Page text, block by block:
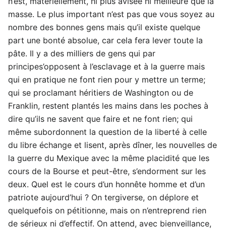
masse. Le plus important n’est pas que vous soyez au
nombre des bonnes gens mais qu’il existe quelque
part une bonté absolue, car cela fera lever toute la
pâte. Il y a des milliers de gens qui par
principes’opposent à l’esclavage et à la guerre mais
qui en pratique ne font rien pour y mettre un terme;
qui se proclamant héritiers de Washington ou de
Franklin, restent plantés les mains dans les poches à
dire qu’ils ne savent que faire et ne font rien; qui
même subordonnent la question de la liberté à celle
du libre échange et lisent, après dîner, les nouvelles de
la guerre du Mexique avec la même placidité que les
cours de la Bourse et peut-être, s’endorment sur les
deux. Quel est le cours d’un honnête homme et d’un
patriote aujourd’hui ? On tergiverse, on déplore et
quelquefois on pétitionne, mais on n’entreprend rien
de sérieux ni d’effectif. On attend, avec bienveillance,